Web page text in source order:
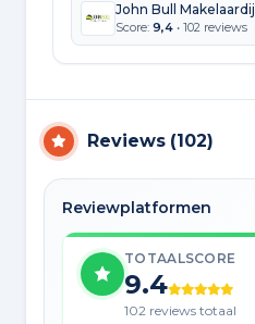
John Bull Makelaardij
Score: 9,4 • 102 reviews
Reviews (102)
Reviewplatformen
TOTAALSCORE
9.4
102 reviews totaal